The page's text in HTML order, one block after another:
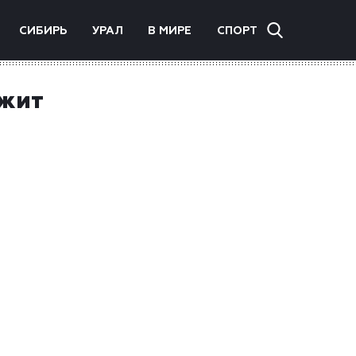
СИБИРЬ УРАЛ В МИРЕ СПОРТ